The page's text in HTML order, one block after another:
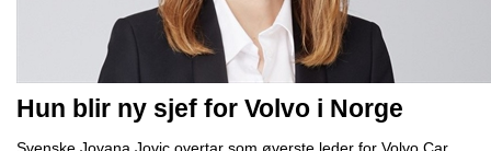
Hun blir ny sjef for Volvo i Norge
Svenske Jovana Jovic overtar som øverste leder for Volvo Car